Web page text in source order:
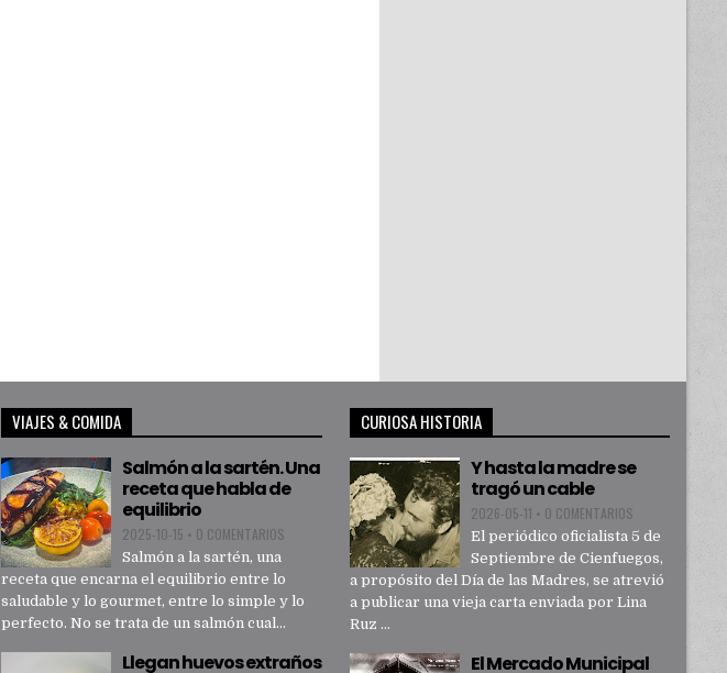
VIAJES & COMIDA
Salmón a la sartén. Una
receta que habla de
equilibrio
2025-10-15 • 0 COMENTARIOS
Salmón a la sartén, una
receta que encarna el equilibrio entre lo
saludable y lo gourmet, entre lo simple y lo
perfecto. No se trata de un salmón cual...
Llegan huevos extraños
CURIOSA HISTORIA
Y hasta la madre se
tragó un cable
2026-05-11 • 0 COMENTARIOS
El periódico oficialista 5 de
Septiembre de Cienfuegos,
a propósito del Día de las Madres, se atrevió
a publicar una vieja carta enviada por Lina
Ruz ...
El Mercado Municipal